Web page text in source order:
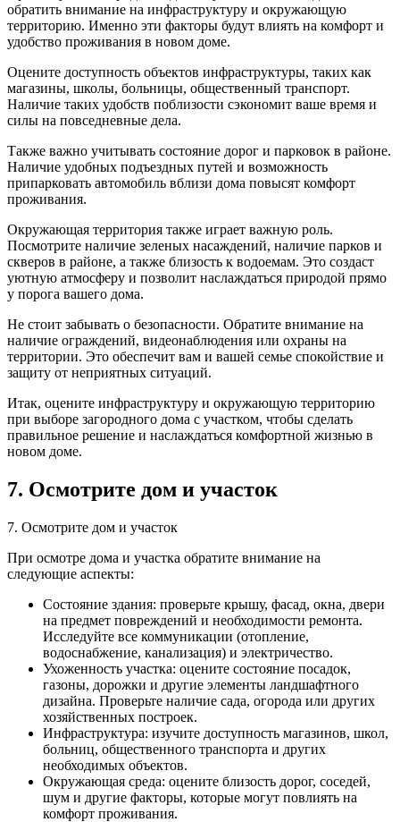
обратить внимание на инфраструктуру и окружающую
территорию. Именно эти факторы будут влиять на комфорт и
удобство проживания в новом доме.
Оцените доступность объектов инфраструктуры, таких как
магазины, школы, больницы, общественный транспорт.
Наличие таких удобств поблизости сэкономит ваше время и
силы на повседневные дела.
Также важно учитывать состояние дорог и парковок в районе.
Наличие удобных подъездных путей и возможность
припарковать автомобиль вблизи дома повысят комфорт
проживания.
Окружающая территория также играет важную роль.
Посмотрите наличие зеленых насаждений, наличие парков и
скверов в районе, а также близость к водоемам. Это создаст
уютную атмосферу и позволит наслаждаться природой прямо
у порога вашего дома.
Не стоит забывать о безопасности. Обратите внимание на
наличие ограждений, видеонаблюдения или охраны на
территории. Это обеспечит вам и вашей семье спокойствие и
защиту от неприятных ситуаций.
Итак, оцените инфраструктуру и окружающую территорию
при выборе загородного дома с участком, чтобы сделать
правильное решение и наслаждаться комфортной жизнью в
новом доме.
7. Осмотрите дом и участок
7. Осмотрите дом и участок
При осмотре дома и участка обратите внимание на
следующие аспекты:
Состояние здания: проверьте крышу, фасад, окна, двери
на предмет повреждений и необходимости ремонта.
Исследуйте все коммуникации (отопление,
водоснабжение, канализация) и электричество.
Ухоженность участка: оцените состояние посадок,
газоны, дорожки и другие элементы ландшафтного
дизайна. Проверьте наличие сада, огорода или других
хозяйственных построек.
Инфраструктура: изучите доступность магазинов, школ,
больниц, общественного транспорта и других
необходимых объектов.
Окружающая среда: оцените близость дорог, соседей,
шум и другие факторы, которые могут повлиять на
комфорт проживания.